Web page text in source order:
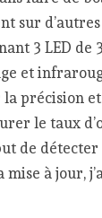
sur
3 LED de
et
précision
le taux
de détecter
à jour,